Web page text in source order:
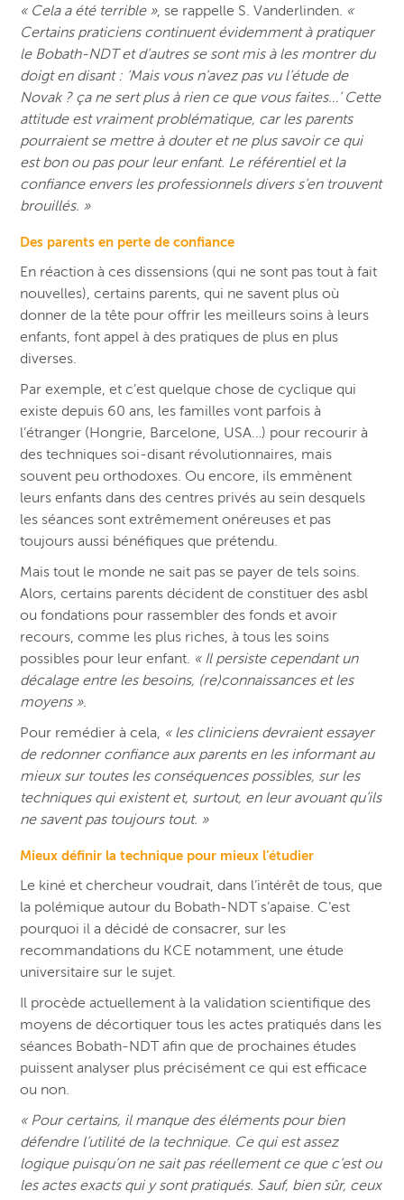
« Cela a été terrible », se rappelle S. Vanderlinden. «
Certains praticiens continuent évidemment à pratiquer
le Bobath-NDT et d’autres se sont mis à les montrer du
doigt en disant : ‘Mais vous n’avez pas vu l’étude de
Novak ? ça ne sert plus à rien ce que vous faites…’ Cette
attitude est vraiment problématique, car les parents
pourraient se mettre à douter et ne plus savoir ce qui
est bon ou pas pour leur enfant. Le référentiel et la
confiance envers les professionnels divers s’en trouvent
brouillés. »
Des parents en perte de confiance
En réaction à ces dissensions (qui ne sont pas tout à fait
nouvelles), certains parents, qui ne savent plus où
donner de la tête pour offrir les meilleurs soins à leurs
enfants, font appel à des pratiques de plus en plus
diverses.
Par exemple, et c’est quelque chose de cyclique qui
existe depuis 60 ans, les familles vont parfois à
l’étranger (Hongrie, Barcelone, USA…) pour recourir à
des techniques soi-disant révolutionnaires, mais
souvent peu orthodoxes. Ou encore, ils emmènent
leurs enfants dans des centres privés au sein desquels
les séances sont extrêmement onéreuses et pas
toujours aussi bénéfiques que prétendu.
Mais tout le monde ne sait pas se payer de tels soins.
Alors, certains parents décident de constituer des asbl
ou fondations pour rassembler des fonds et avoir
recours, comme les plus riches, à tous les soins
possibles pour leur enfant. « Il persiste cependant un
décalage entre les besoins, (re)connaissances et les
moyens ».
Pour remédier à cela, « les cliniciens devraient essayer
de redonner confiance aux parents en les informant au
mieux sur toutes les conséquences possibles, sur les
techniques qui existent et, surtout, en leur avouant qu’ils
ne savent pas toujours tout. »
Mieux définir la technique pour mieux l’étudier
Le kiné et chercheur voudrait, dans l’intérêt de tous, que
la polémique autour du Bobath-NDT s’apaise. C’est
pourquoi il a décidé de consacrer, sur les
recommandations du KCE notamment, une étude
universitaire sur le sujet.
Il procède actuellement à la validation scientifique des
moyens de décortiquer tous les actes pratiqués dans les
séances Bobath-NDT afin que de prochaines études
puissent analyser plus précisément ce qui est efficace
ou non.
« Pour certains, il manque des éléments pour bien
défendre l’utilité de la technique. Ce qui est assez
logique puisqu’on ne sait pas réellement ce que c’est ou
les actes exacts qui y sont pratiqués. Sauf, bien sûr, ceux